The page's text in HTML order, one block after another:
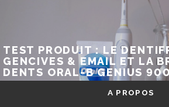
TEST PRODUIT : LE
GENCIVES & EMAIL ET LA
DENTS ORAL-B GENIUS
A PROPOS